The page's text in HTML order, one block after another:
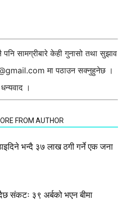
सामग्रीबारे केही गुनासो तथा सुझाव
मा पठाउन सक्नुहुनेछ ।
धन्यवाद ।
FROM AUTHOR
भन्दै ३७ लाख ठगी गर्ने एक जना
संकटः ३९ अर्बको भएन बीमा